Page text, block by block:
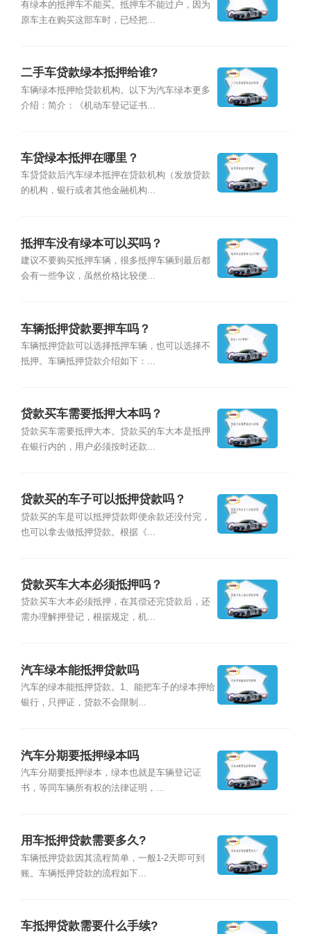
有绿本的抵押车不能买。抵押车不能过户，因为
原车主在购买这部车时，已经把...
二手车贷款绿本抵押给谁?
车辆绿本抵押给贷款机构。以下为汽车绿本更多
介绍：简介：《机动车登记证书...
车贷绿本抵押在哪里？
车贷贷款后汽车绿本抵押在贷款机构（发放贷款
的机构，银行或者其他金融机构...
抵押车没有绿本可以买吗？
建议不要购买抵押车辆，很多抵押车辆到最后都
会有一些争议，虽然价格比较便...
车辆抵押贷款要押车吗？
车辆抵押贷款可以选择抵押车辆，也可以选择不
抵押。车辆抵押贷款介绍如下：...
贷款买车需要抵押大本吗？
贷款买车需要抵押大本。贷款买的车大本是抵押
在银行内的，用户必须按时还款...
贷款买的车子可以抵押贷款吗？
贷款买的车是可以抵押贷款即便余款还没付完，
也可以拿去做抵押贷款。根据《...
贷款买车大本必须抵押吗？
贷款买车大本必须抵押，在其偿还完贷款后，还
需办理解押登记，根据规定，机...
汽车绿本能抵押贷款吗
汽车的绿本能抵押贷款。1、能把车子的绿本押给
银行，只押证，贷款不会限制...
汽车分期要抵押绿本吗
汽车分期要抵押绿本，绿本也就是车辆登记证
书，等同车辆所有权的法律证明，...
用车抵押贷款需要多久?
车辆抵押贷款因其流程简单，一般1-2天即可到
账。车辆抵押贷款的流程如下...
车抵押贷款需要什么手续?